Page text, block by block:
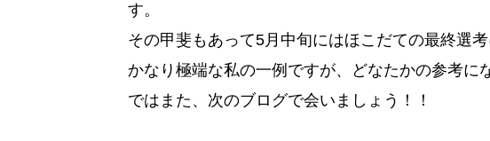
す。
その甲斐もあって5月中旬にはほこだての最終選考
かなり極端な私の一例ですが、どなたかの参考に
ではまた、次のブログで会いましょう！！